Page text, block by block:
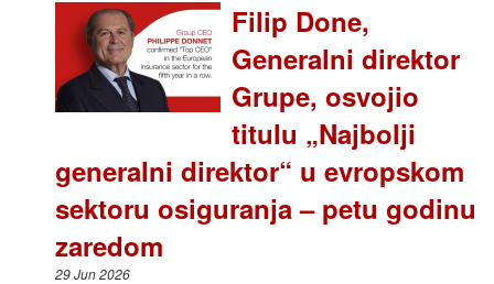
Filip Done,
Generalni direktor
Grupe, osvojio
titulu „Najbolji
generalni direktor“ u evropskom
sektoru osiguranja – petu godinu
zaredom
29 Jun 2026